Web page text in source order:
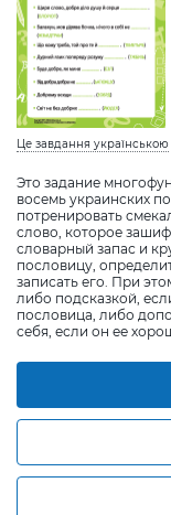
Це завдання українською
Это задание
восемь украинских
потренировать
слово, которое
словарный запас и
пословицу,
записать его. При
либо подсказкой,
пословица, либо
себя, если он ее